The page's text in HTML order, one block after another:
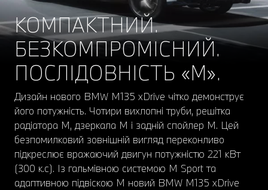
КОМПАКТНИЙ.
БЕЗКОМПРОМІСНИЙ.
ПОСЛІДОВНІСТЬ «М».
Дизайн нового BMW M135 xDrive чітко демонструє
його потужність. Чотири вихлопні труби, решітка
радіатора M, дзеркала M і задній спойлер M. Цей
безпомилковий зовнішній вигляд переконливо
підкреслює вражаючий двигун потужністю 221 кВт
(300 к.с). Із гальмівною системою M Sport та
адаптивною підвіскою M новий BMW M135 xDrive